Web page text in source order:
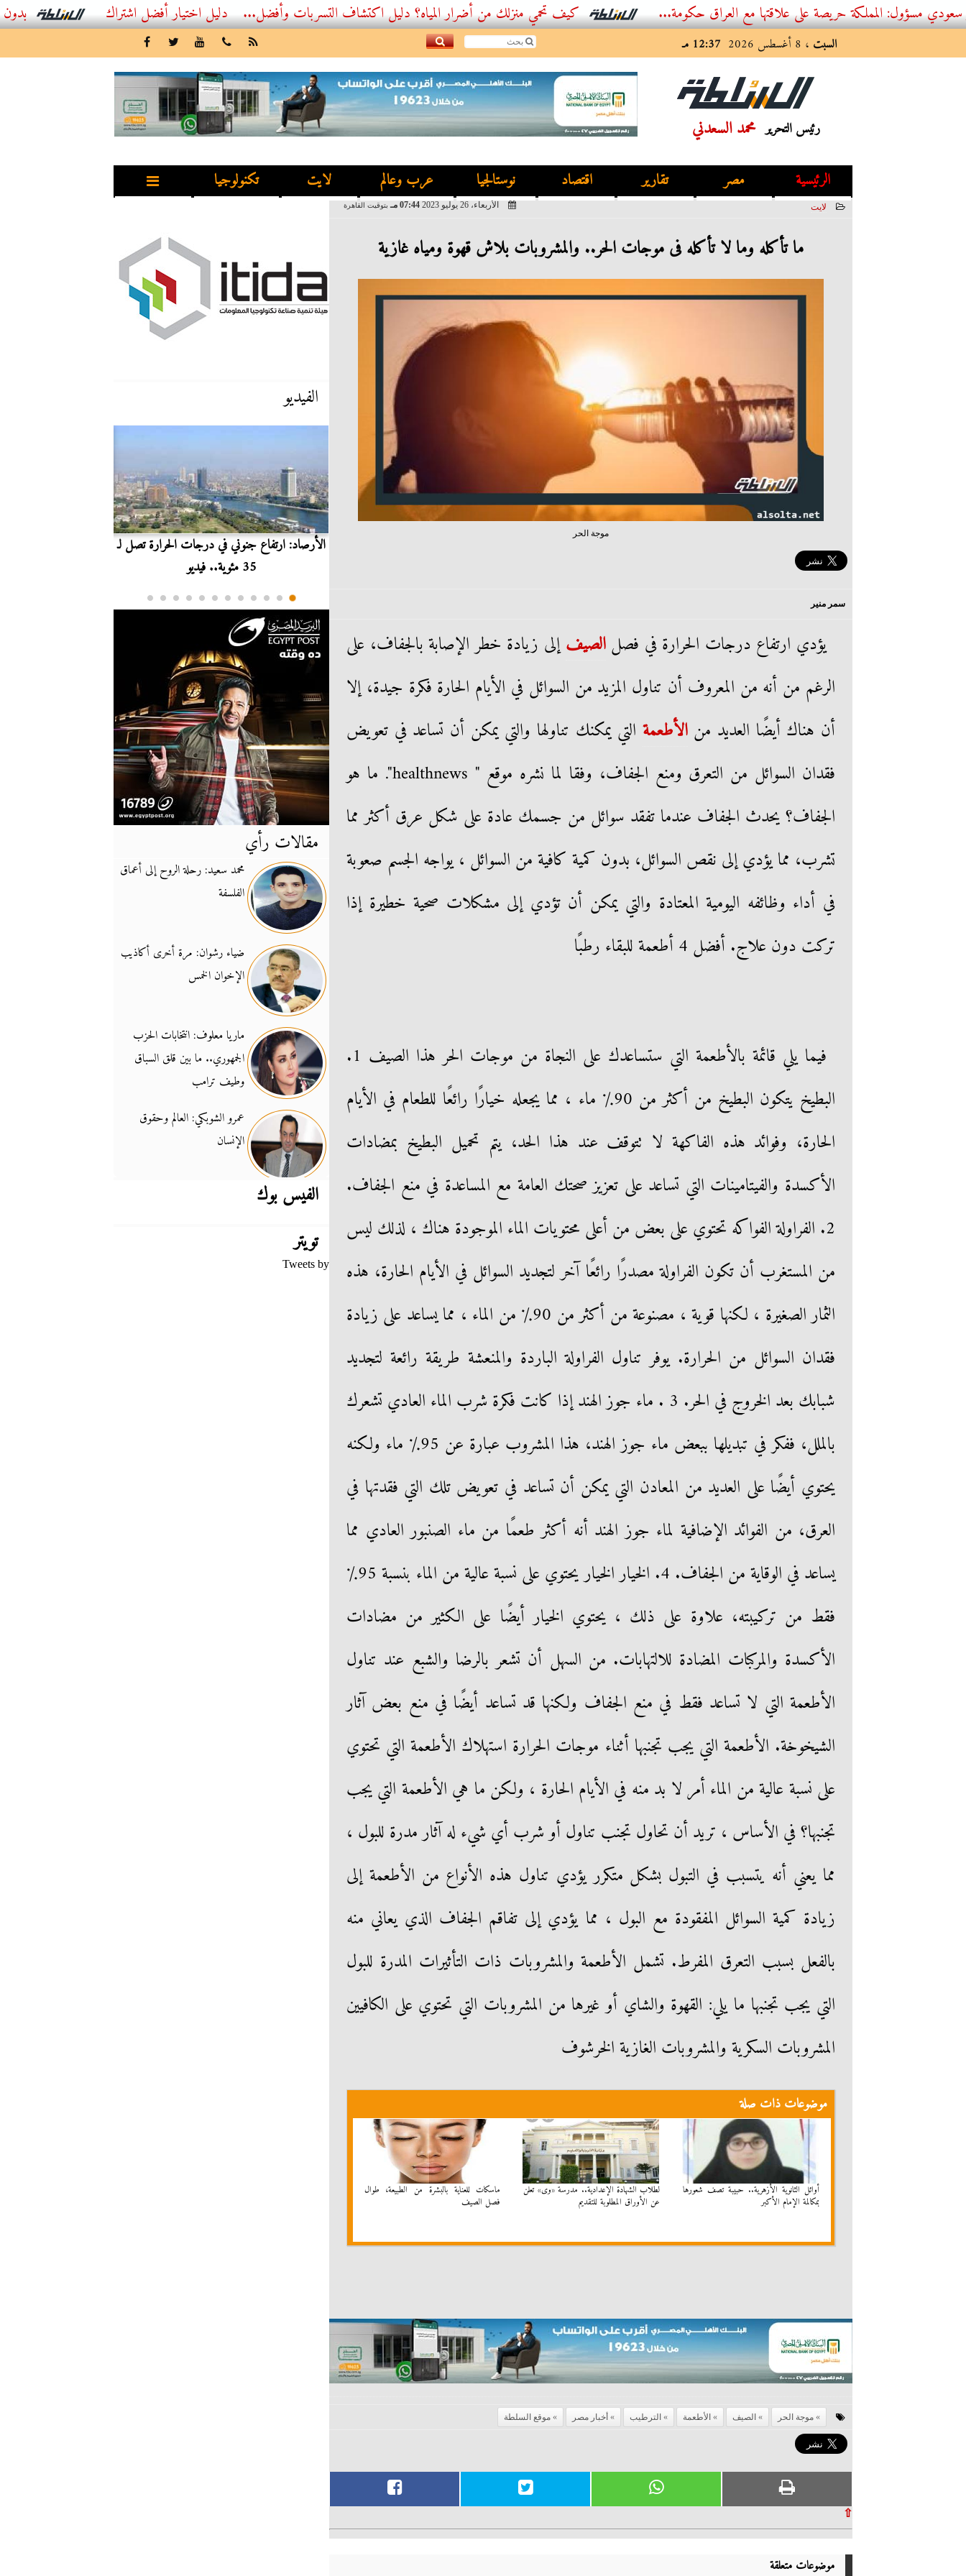
أفضل اشتراك IPTV بدون تقطيع 2026 – دليل المشاهد العصري المملكة حريصة على علاقتها مع العراق حكومة... كيف تحمي منزلك من أضرار المياه؟ دليل اكتشاف التسربات وأفضل...
السبت ، 8 أغسطس 2026 12:37 مـ
رئيس التحرير محمد السعدني
الرئيسية مصر تقارير اقتصاد نوستالجيا عرب وعالم لايت تكنولوجيا
لايت الأربعاء، 26 يوليو 2023 07:44 مـ بتوقيت القاهرة
ما تأكله وما لا تأكله فى موجات الحر.. والمشروبات بلاش قهوة ومياه غازية
موجة الحر
سمر منير
يؤدي ارتفاع درجات الحرارة في فصلالصيفإلى زيادة خطر الإصابة بالجفاف، على
الرغم من أنه من المعروف أن تناول المزيد من السوائل في الأيام الحارة فكرة جيدة، إلا
أن هناك أيضًا العديد منالأطعمة التي يمكنك تناولها والتي يمكن أن تساعد في تعويض
فقدان السوائل من التعرق ومنع الجفاف، وفقا لما نشره موقع " healthnews". ما هو
الجفاف؟ يحدث الجفاف عندما تفقد سوائل من جسمك عادة على شكل عرق أكثر مما
تشرب، مما يؤدي إلى نقص السوائل، بدون كمية كافية من السوائل ، يواجه الجسم صعوبة
في أداء وظائفه اليومية المعتادة والتي يمكن أن تؤدي إلى مشكلات صحية خطيرة إذا
تركت دون علاج. أفضل 4 أطعمة للبقاء رطبًا
فيما يلي قائمة بالأطعمة التي ستساعدك على النجاة من موجات الحر هذا الصيف 1.
البطيخ يتكون البطيخ من أكثر من 90٪ ماء ، مما يجعله خيارًا رائعًا للطعام في الأيام
الحارة، وفوائد هذه الفاكهة لا تتوقف عند هذا الحد، يتم تحميل البطيخ بمضادات
الأكسدة والفيتامينات التي تساعد على تعزيز صحتك العامة مع المساعدة في منع الجفاف.
2. الفراولة الفواكه تحتوي على بعض من أعلى محتويات الماء الموجودة هناك ، لذلك ليس
من المستغرب أن تكون الفراولة مصدرًا رائعًا آخر لتجديد السوائل في الأيام الحارة، هذه
الثمار الصغيرة ، لكنها قوية ، مصنوعة من أكثر من 90٪ من الماء ، مما يساعد على زيادة
فقدان السوائل من الحرارة. يوفر تناول الفراولة الباردة والمنعشة طريقة رائعة لتجديد
شبابك بعد الخروج في الحر. 3 . ماء جوز الهند إذا كانت فكرة شرب الماء العادي تشعرك
بالملل، ففكر في تبديلها ببعض ماء جوز الهند، هذا المشروب عبارة عن 95٪ ماء ولكنه
يحتوي أيضًا على العديد من المعادن التي يمكن أن تساعد في تعويض تلك التي فقدتها في
العرق، من الفوائد الإضافية لماء جوز الهند أنه أكثر طعمًا من ماء الصنبور العادي مما
يساعد في الوقاية من الجفاف. 4. الخيار الخيار يحتوي على نسبة عالية من الماء بنسبة 95٪
فقط من تركيبته، علاوة على ذلك ، يحتوي الخيار أيضًا على الكثير من مضادات
الأكسدة والمركبات المضادة للالتهابات. من السهل أن تشعر بالرضا والشبع عند تناول
الأطعمة التي لا تساعد فقط في منع الجفاف ولكنها قد تساعد أيضًا في منع بعض آثار
الشيخوخة. الأطعمة التي يجب تجنبها أثناء موجات الحرارة استهلاك الأطعمة التي تحتوي
على نسبة عالية من الماء أمر لا بد منه في الأيام الحارة ، ولكن ما هي الأطعمة التي يجب
تجنبها؟ في الأساس ، تريد أن تحاول تجنب تناول أو شرب أي شيء له آثار مدرة للبول ،
مما يعني أنه يتسبب في التبول بشكل متكرر يؤدي تناول هذه الأنواع من الأطعمة إلى
زيادة كمية السوائل المفقودة مع البول ، مما يؤدي إلى تفاقم الجفاف الذي يعاني منه
بالفعل بسبب التعرق المفرط. تشمل الأطعمة والمشروبات ذات التأثيرات المدرة للبول
التي يجب تجنبها ما يلي: القهوة والشاي أو غيرها من المشروبات التي تحتوي على الكافيين
المشروبات السكرية والمشروبات الغازية الخرشوف
موضوعات ذات صلة
أوائل الثانوية الأزهرية.. حبيبة تصف شعورها
بمكالمة الإمام الأكبر
لطلاب الشهادة الإعدادية.. مدرسة «وى» تعلن
عن الأوراق المطلوبة للتقديم
ماسكات للعناية بالبشرة من الطبيعة، طوال
فصل الصيف
موجة الحر الصيف الأطعمة الترطيب أخبار مصر موقع السلطة
⇧
موضوعات متعلقة
الفيديو
الأرصاد: ارتفاع جنوني في درجات الحرارة تصل لـ
35 مئوية.. فيديو
مقالات رأي
محمد سعيد: رحلة الروح إلى أعماق
الفلسفة
ضياء رشوان: مرة أخرى أكاذيب
الإخوان الخمس
ماريا معلوف: انتخابات الحزب
الجمهوري.. ما بين قلق السباق
وطيف ترامب
عمرو الشوبكي: العالم وحقوق
الإنسان
الفيس بوك
تويتر
Tweets by